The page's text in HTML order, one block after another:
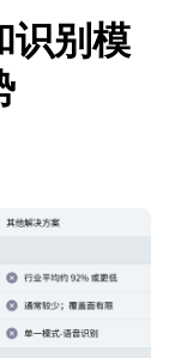
识别模